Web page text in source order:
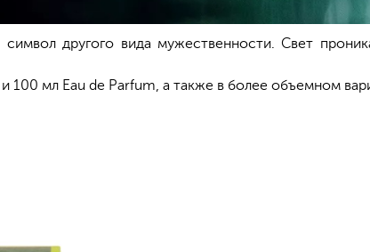
другого вида мужественности. Свет
100 мл Eau de Parfum, а также в более объемном